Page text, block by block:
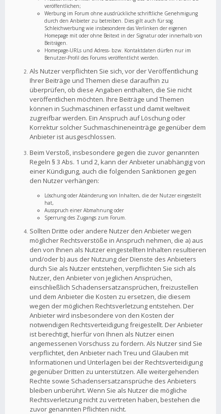
veröffentlichen;
Werbung im Forum ohne ausdrückliche schriftliche Genehmigung
durch den Anbieter zu betreiben. Dies gilt auch für sog.
Schleichwerbung wie insbesondere das Verlinken der eigenen
Homepage mit oder ohne Beitext in der Signatur oder innerhalb von
Beiträgen.
Homepage-URLs und Adress- bzw. Kontaktdaten dürfen nur im
Benutzer-Profil des Forums veröffentlicht werden.
Als Nutzer verpflichten Sie sich, vor der Veröffentlichung
Ihrer Beiträge und Themen diese daraufhin zu
überprüfen, ob diese Angaben enthalten, die Sie nicht
veröffentlichen möchten. Ihre Beiträge und Themen
können in Suchmaschinen erfasst und damit weltweit
zugreifbar werden. Ein Anspruch auf Löschung oder
Korrektur solcher Suchmaschineneinträge gegenüber dem
Anbieter ist ausgeschlossen.
Beim Verstoß, insbesondere gegen die zuvor genannten
Regeln § 3 Abs. 1 und 2, kann der Anbieter unabhängig von
einer Kündigung, auch die folgenden Sanktionen gegen
den Nutzer verhängen:
Löschung oder Abänderung von Inhalten, die der Nutzer eingestellt
hat,
Ausspruch einer Abmahnung oder
Sperrung des Zugangs zum Forum.
Sollten Dritte oder andere Nutzer den Anbieter wegen
möglicher Rechtsverstöße in Anspruch nehmen, die a) aus
den von Ihnen als Nutzer eingestellten Inhalten resultieren
und/oder b) aus der Nutzung der Dienste des Anbieters
durch Sie als Nutzer entstehen, verpflichten Sie sich als
Nutzer, den Anbieter von jeglichen Ansprüchen,
einschließlich Schadensersatzansprüchen, freizustellen
und dem Anbieter die Kosten zu ersetzen, die diesem
wegen der möglichen Rechtsverletzung entstehen. Der
Anbieter wird insbesondere von den Kosten der
notwendigen Rechtsverteidigung freigestellt. Der Anbieter
ist berechtigt, hierfür von Ihnen als Nutzer einen
angemessenen Vorschuss zu fordern. Als Nutzer sind Sie
verpflichtet, den Anbieter nach Treu und Glauben mit
Informationen und Unterlagen bei der Rechtsverteidigung
gegenüber Dritten zu unterstützen. Alle weitergehenden
Rechte sowie Schadensersatzansprüche des Anbieters
bleiben unberührt. Wenn Sie als Nutzer die mögliche
Rechtsverletzung nicht zu vertreten haben, bestehen die
zuvor genannten Pflichten nicht.